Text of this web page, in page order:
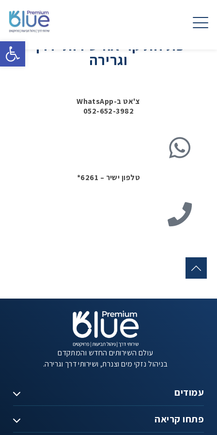
פתיחת קריאה שירותי דרך
וגרירה
צ'אט ב-WhatsApp
‎052-652-3982‎‏
טלפון ישיר – 6261*
עולם השירותים החדש והמתקדם
בניהול נזקי מים וצנרת, ושירותי דרך וגרירה.
עמודים
פתחו קריאה